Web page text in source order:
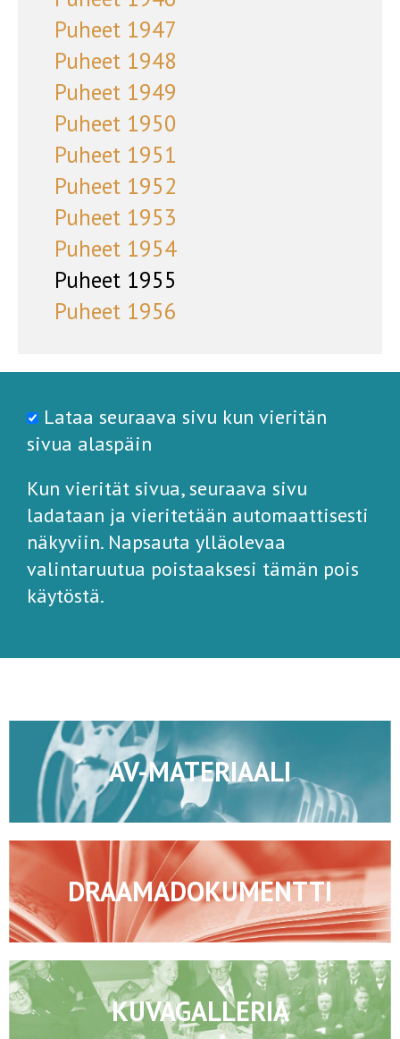
Puheet 1947
Puheet 1948
Puheet 1949
Puheet 1950
Puheet 1951
Puheet 1952
Puheet 1953
Puheet 1954
Puheet 1955
Puheet 1956
Lataa seuraava sivu kun vieritän
sivua alaspäin
Kun vierität sivua, seuraava sivu
ladataan ja vieritetään automaattisesti
näkyviin. Napsauta ylläolevaa
valintaruutua poistaaksesi tämän pois
käytöstä.
AV-MATERIAALI
DRAAMADOKUMENTTI
KUVAGALLERIA